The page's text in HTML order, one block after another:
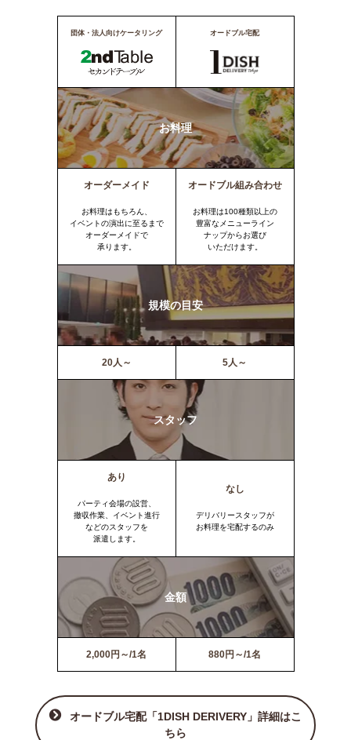
団体・法人向けケータリング オードブル宅配
お料理
オーダーメイド
お料理はもちろん、
イベントの演出に至るまで
オーダーメイドで
承ります。
オードブル組み合わせ
お料理は100種類以上の
豊富なメニューライン
ナップからお選び
いただけます。
規模の目安
20人～ 5人～
スタッフ
あり
パーティ会場の設営、
撤収作業、イベント進行
などのスタッフを
派遣します。
なし
デリバリースタッフが
お料理を宅配するのみ
金額
2,000円～/1名 880円～/1名
オードブル宅配「1DISH DERIVERY」詳細はこ
ちら